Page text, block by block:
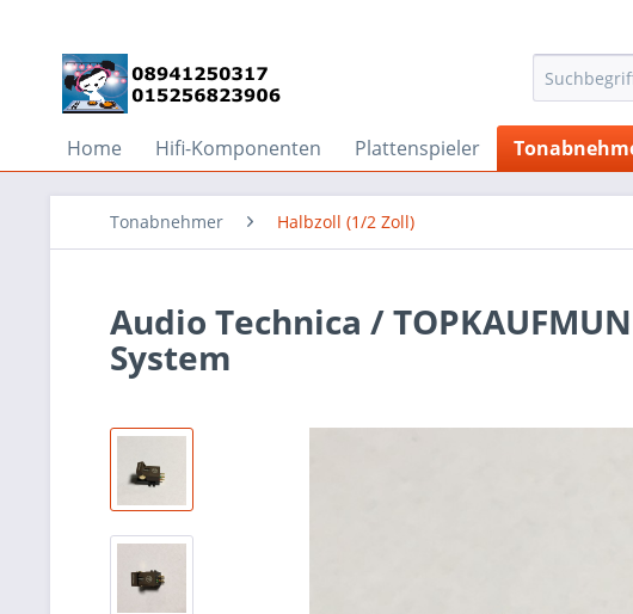
Home Hifi-Komponenten Plattenspieler
Tonabnehmer Halbzoll (1/2 Zoll)
Audio Technica /
System